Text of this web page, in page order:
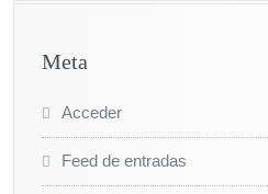
Meta
Acceder
Feed de entradas